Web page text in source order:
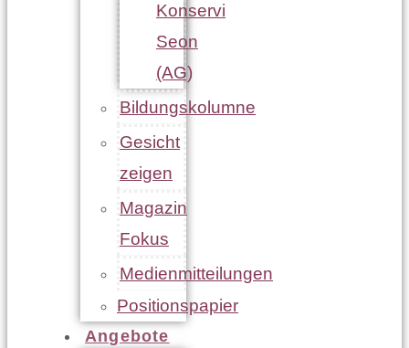
Konservi
Seon
(AG)
Bildungskolumne
Gesicht
zeigen
Magazin
Fokus
Medienmitteilungen
Positionspapier
Angebote